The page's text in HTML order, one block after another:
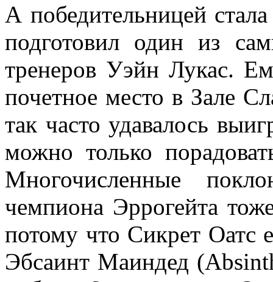
А победительницей
подготовил один из
тренеров Уэйн Лукас.
почетное место в Зале
так часто удавалось
можно только
Многочисленные
чемпиона Эррогейта
потому что Сикрет Оатс
Эбсаинт Маиндед